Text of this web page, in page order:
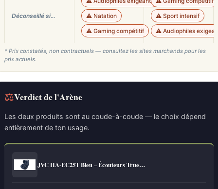
Déconseillé si… ⚠️ Natation
⚠️ Gaming compétitif
⚠️ Sport intensif
⚠️ Audiophiles
* Prix constatés, non contractuels — consultez les sites marchands pour les
prix actuels.
⚖Verdict de l'Arène
Les deux produits sont au coude-à-coude — le choix dépend
entièrement de ton usage.
JVC HA-EC25T Bleu – Écouteurs True…